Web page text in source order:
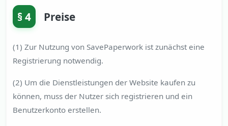
§ 4 Preise
(1) Zur Nutzung von SavePaperwork ist zunächst eine
Registrierung notwendig.
(2) Um die Dienstleistungen der Website kaufen zu
können, muss der Nutzer sich registrieren und ein
Benutzerkonto erstellen.